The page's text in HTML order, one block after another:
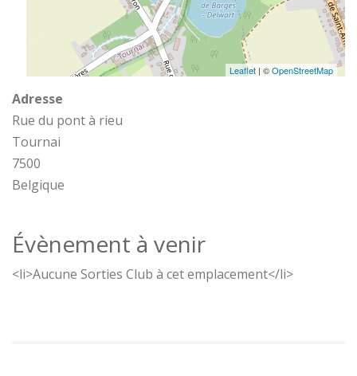
Leaflet | ©OpenStreetMap
Adresse
Rue du pont à rieu
Tournai
7500
Belgique
Évènement à venir
<li>Aucune Sorties Club à cet emplacement</li>